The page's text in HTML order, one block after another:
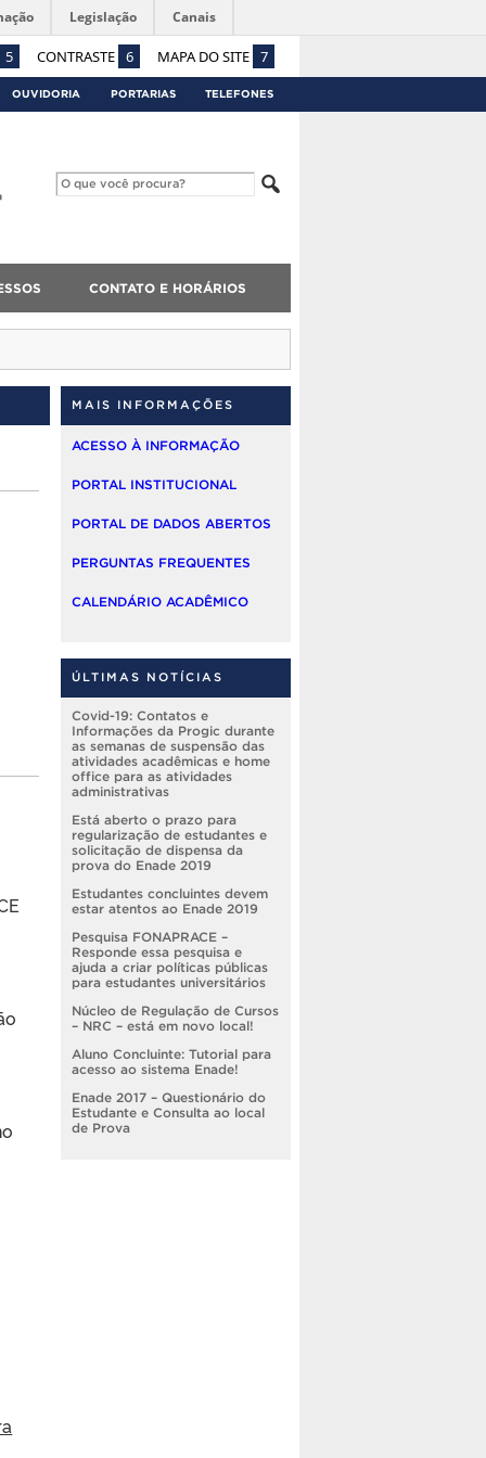
5 CONTRASTE 6 MAPA DO SITE 7
Legislação Canais
OUVIDORIA PORTARIAS TELEFONES
CONTATO E HORÁRIOS
MAIS INFORMAÇÕES
ACESSO À INFORMAÇÃO
PORTAL INSTITUCIONAL
PORTAL DE DADOS ABERTOS
PERGUNTAS FREQUENTES
CALENDÁRIO ACADÊMICO
ÚLTIMAS NOTÍCIAS
Covid-19: Contatos e
Informações da Progic durante
as semanas de suspensão das
atividades acadêmicas e home
office para as atividades
administrativas
Está aberto o prazo para
regularização de estudantes e
solicitação de dispensa da
prova do Enade 2019
Estudantes concluintes devem
estar atentos ao Enade 2019
Pesquisa FONAPRACE –
Responde essa pesquisa e
ajuda a criar políticas públicas
para estudantes universitários
Núcleo de Regulação de Cursos
– NRC – está em novo local!
Aluno Concluinte: Tutorial para
acesso ao sistema Enade!
Enade 2017 – Questionário do
Estudante e Consulta ao local
de Prova